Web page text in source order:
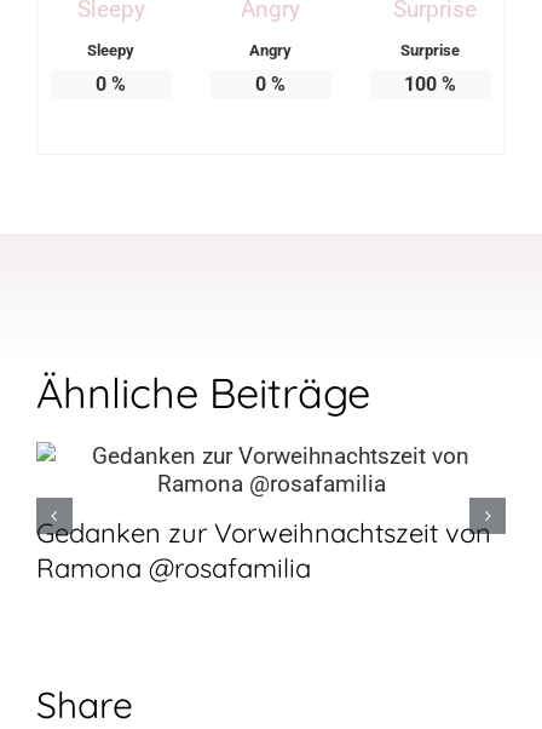
Sleepy
0 %
Angry
0 %
Surprise
100 %
Ähnliche Beiträge
Gedanken zur Vorweihnachtszeit von
Ramona @rosafamilia
Share